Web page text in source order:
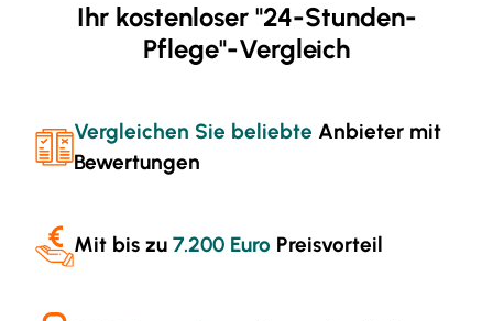
Ihr kostenloser "24-Stunden-
Pflege"-Vergleich
Vergleichen Sie beliebte Anbieter mit
Bewertungen
Mit bis zu 7.200 Euro Preisvorteil